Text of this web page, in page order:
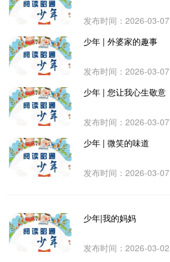
发布时间：2026-03-07
少年 | 外婆家的趣事
发布时间：2026-03-07
少年 | 您让我心生敬意
发布时间：2026-03-07
少年 | 微笑的味道
发布时间：2026-03-07
少年|我的妈妈
发布时间：2026-03-02